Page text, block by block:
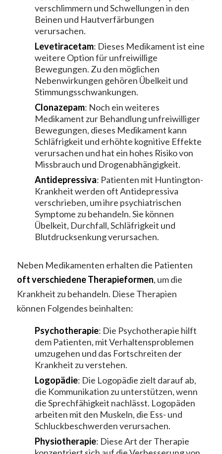
verschlimmern und Schwellungen in den
Beinen und Hautverfärbungen
verursachen.
Levetiracetam: Dieses Medikament ist eine
weitere Option für unfreiwillige
Bewegungen. Zu den möglichen
Nebenwirkungen gehören Übelkeit und
Stimmungsschwankungen.
Clonazepam: Noch ein weiteres
Medikament zur Behandlung unfreiwilliger
Bewegungen, dieses Medikament kann
Schläfrigkeit und erhöhte kognitive Effekte
verursachen und hat ein hohes Risiko von
Missbrauch und Drogenabhängigkeit.
Antidepressiva: Patienten mit Huntington-
Krankheit werden oft Antidepressiva
verschrieben, um ihre psychiatrischen
Symptome zu behandeln. Sie können
Übelkeit, Durchfall, Schläfrigkeit und
Blutdrucksenkung verursachen.
Neben Medikamenten erhalten die Patienten
oft verschiedene Therapieformen, um die
Krankheit zu behandeln. Diese Therapien
können Folgendes beinhalten:
Psychotherapie: Die Psychotherapie hilft
dem Patienten, mit Verhaltensproblemen
umzugehen und das Fortschreiten der
Krankheit zu verstehen.
Logopädie: Die Logopädie zielt darauf ab,
die Kommunikation zu unterstützen, wenn
die Sprechfähigkeit nachlässt. Logopäden
arbeiten mit den Muskeln, die Ess- und
Schluckbeschwerden verursachen.
Physiotherapie: Diese Art der Therapie